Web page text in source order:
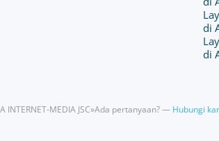
di
di
INTERNET-MEDIA JSC»Ada pertanyaan? — Hubungi